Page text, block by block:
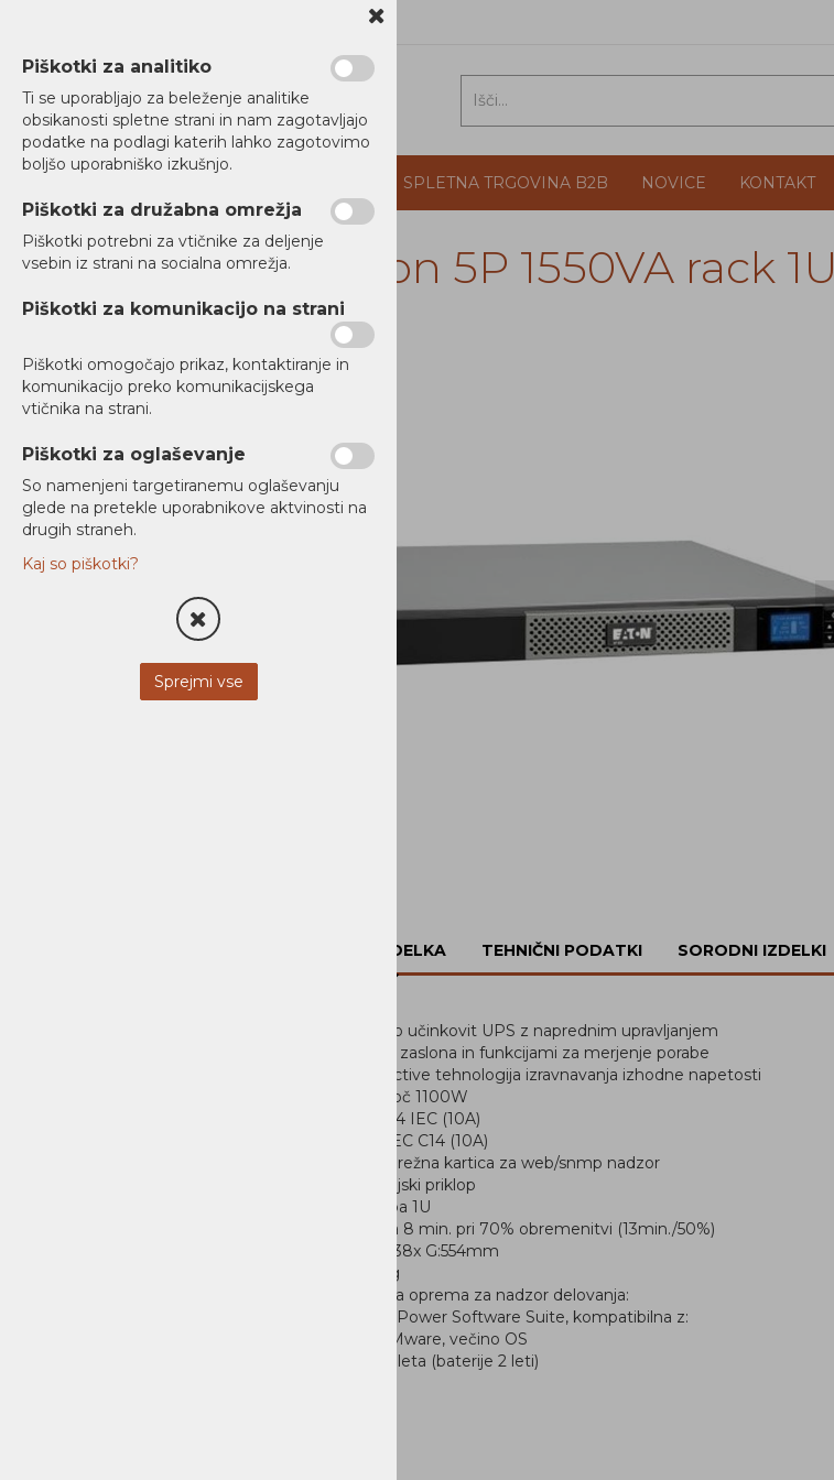
SPLETNA TRGOVINA B2B NOVICE KONTAKT
RAČUNALNIKI
TISKALNIKI
MREŽNA OPREMA
NAPAJANJE
Brezprekinitveno napajanje
UPS
Polnilci in baterije
Prenapetostne zaščite
Eaton 5P 1550VA rack 1U
Ni zaloge
Novi Artikli
OPIS IZDELKA TEHNIČNI PODATKI SORODNI IZDELKI
Energetsko učinkovit UPS z naprednim upravljanjem
preko LCD zaslona in funkcijami za merjenje porabe
Line interactive tehnologija izravnavanja izhodne napetosti
nazivna moč 1100W
vhod: 1x C14 IEC (10A)
izhod: 8x IEC C14 (10A)
OPCIJA: mrežna kartica za web/snmp nadzor
USB ali serijski priklop
rack izvedba 1U
avtonomija 8 min. pri 70% obremenitvi (13min./50%)
V:43,2x Š:438x G:554mm
teža: 15,6kg
programska oprema za nadzor delovanja:
Intelligent Power Software Suite, kompatibilna z:
HyperV, VMware, večino OS
garancija 3 leta (baterije 2 leti)
Piškotki za analitiko
Ti se uporabljajo za beleženje analitike
obsikanosti spletne strani in nam zagotavljajo
podatke na podlagi katerih lahko zagotovimo
boljšo uporabniško izkušnjo.
Piškotki za družabna omrežja
Piškotki potrebni za vtičnike za deljenje
vsebin iz strani na socialna omrežja.
Piškotki za komunikacijo na strani
Piškotki omogočajo prikaz, kontaktiranje in
komunikacijo preko komunikacijskega
vtičnika na strani.
Piškotki za oglaševanje
So namenjeni targetiranemu oglaševanju
glede na pretekle uporabnikove aktvinosti na
drugih straneh.
Kaj so piškotki?
Sprejmi vse